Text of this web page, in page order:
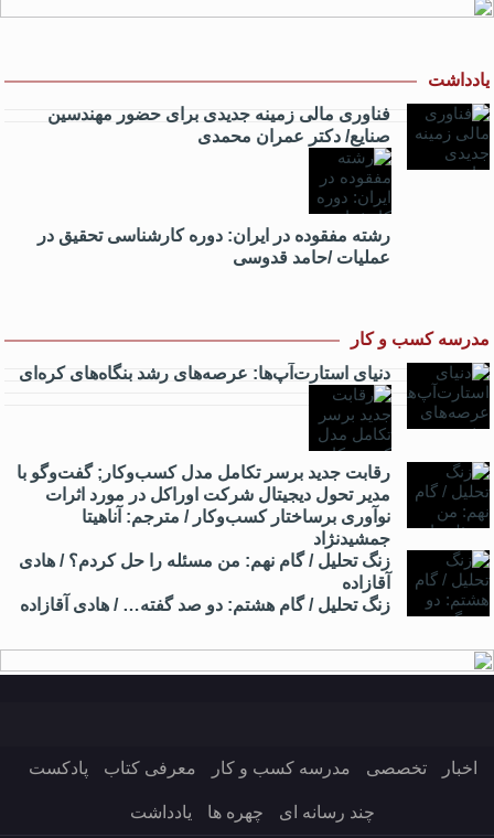
یادداشت
فناوری مالی زمینه جدیدی برای حضور مهندسین
صنایع/ دکتر عمران محمدی
رشته مفقوده در ایران: دوره کارشناسی تحقیق در
عملیات /حامد قدوسی
مدرسه کسب و کار
دنیای استارت‌آپ‌ها: عرصه‌های رشد بنگاه‌های کره‌ای‌
رقابت جدید برسر تکامل مدل کسب‌و‌کار; گفت‌وگو با
مدیر تحول دیجیتال شرکت اوراکل در مورد اثرات
نوآوری برساختار کسب‌وکار / مترجم: آناهیتا
جمشیدنژاد
زنگ تحلیل / گام نهم: من مسئله را حل کردم؟ / هادی
آقازاده
زنگ تحلیل / گام هشتم: دو صد گفته… / هادی آقازاده
اخبار تخصصی مدرسه کسب و کار معرفی کتاب پادکست
چند رسانه ای چهره ها یادداشت